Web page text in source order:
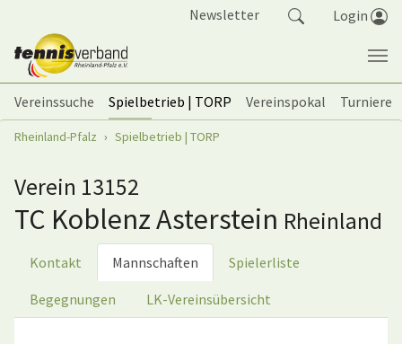
Newsletter Login
Vereinssuche Spielbetrieb | TORP Vereinspokal
Turniere
Sie sind hier:
Rheinland-Pfalz Spielbetrieb | TORP
Verein 13152
TC Koblenz Asterstein Rheinland
Kontakt Mannschaften Spielerliste
Begegnungen LK-Vereinsübersicht